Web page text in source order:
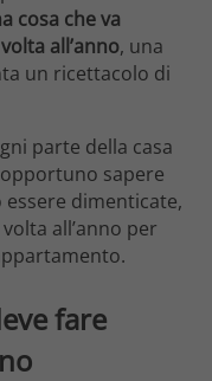
cosa che va
all’anno, una
un ricettacolo di
parte della casa
sapere
dimenticate,
all’anno per
fare